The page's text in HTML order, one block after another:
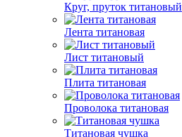
Круг, пруток титановый
Лента титановая
Лист титановый
Плита титановая
Проволока титановая
Титановая чушка